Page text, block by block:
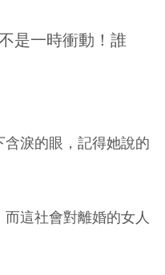
是一時衝動！誰
淚的眼，記得她說的
這社會對離婚的女人